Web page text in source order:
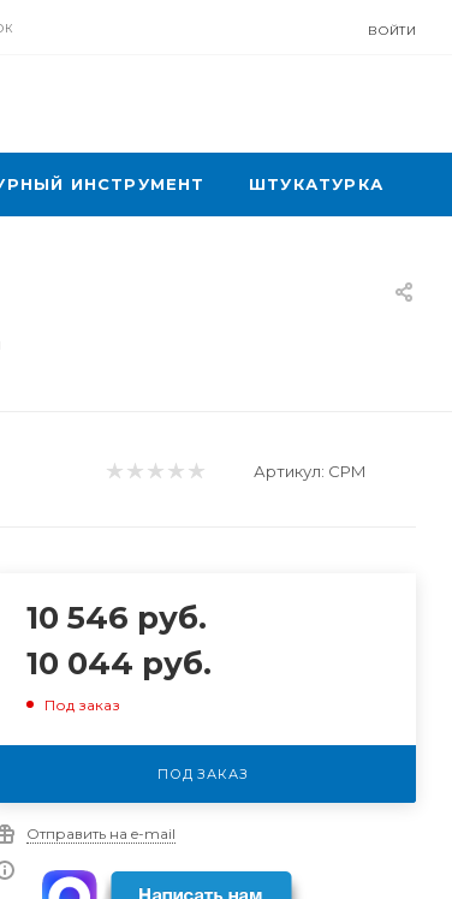
ВОЙТИ
ИНСТРУМЕНТ ШТУКАТУРКА
Артикул: CPM
10 546 руб.
10 044 руб.
Под заказ
ПОД ЗАКАЗ
Отправить на e-mail